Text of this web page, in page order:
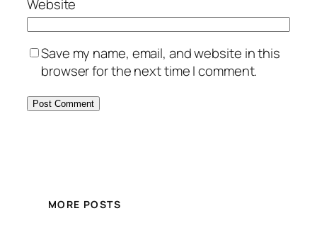
Website
Save my name, email, and website in this
browser for the next time I comment.
MORE POSTS